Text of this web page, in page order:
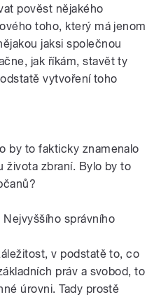
pověst nějakého
toho, který má jenom
jaksi společnou
jak říkám, stavět ty
vytvoření toho
by to fakticky znamenalo
života zbraní. Bylo by to
správního
v podstatě to, co
práv a svobod, to
úrovni. Tady prostě